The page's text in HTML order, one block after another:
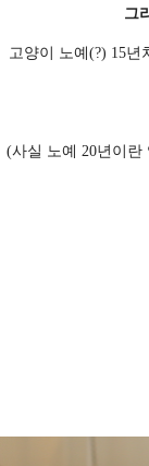
그
고양이 노예(?) 15년
(사실 노예 20년이란